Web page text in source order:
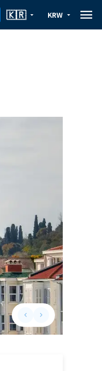
arrow_drop_down
🇰🇷 arrow_drop_down
KRW menu
keyboard_arrow_leftPrevious slide
keyboard_arrow_rightNext slide